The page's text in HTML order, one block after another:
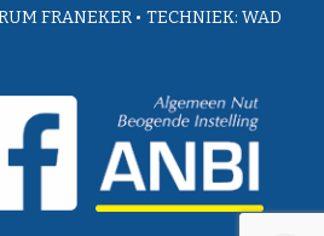
FRANEKER • TECHNIEK: WAD